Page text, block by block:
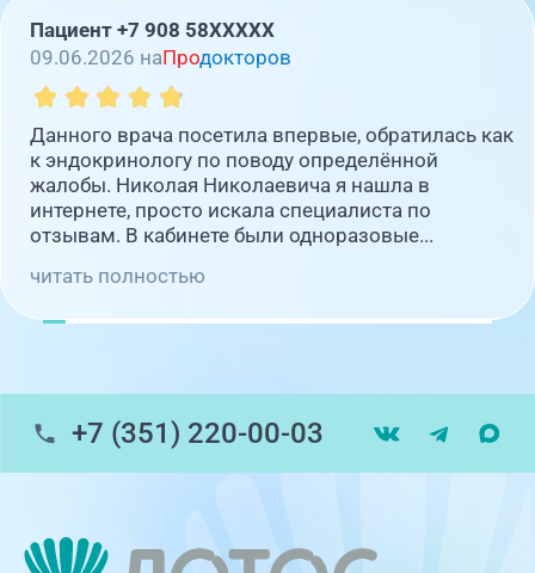
Пациент +7 908 58XXXXX
09.06.2026 наПродокторов
Данного врача посетила впервые, обратилась как
к эндокринологу по поводу определённой
жалобы. Николая Николаевича я нашла в
интернете, просто искала специалиста по
отзывам. В кабинете были одноразовые...
читать полностью
+7 (351) 220-00-03